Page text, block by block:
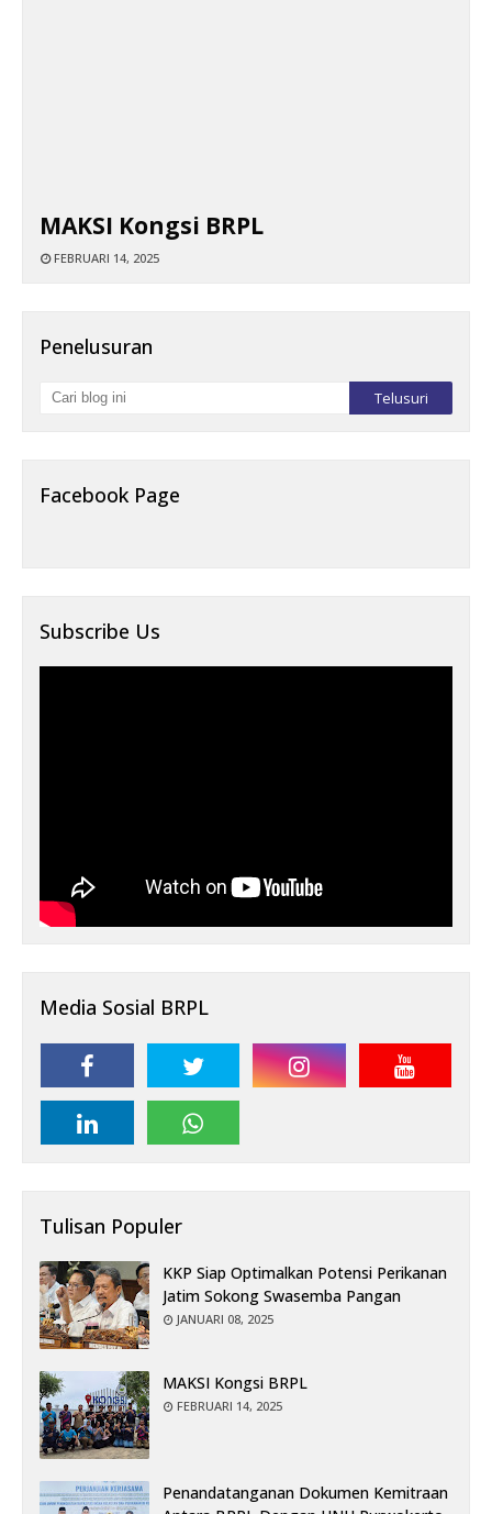
MAKSI Kongsi BRPL
FEBRUARI 14, 2025
Penelusuran
Facebook Page
Subscribe Us
Media Sosial BRPL
Tulisan Populer
KKP Siap Optimalkan Potensi Perikanan
Jatim Sokong Swasemba Pangan
JANUARI 08, 2025
MAKSI Kongsi BRPL
FEBRUARI 14, 2025
Penandatanganan Dokumen Kemitraan